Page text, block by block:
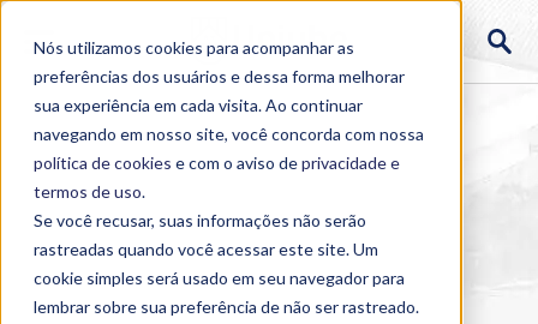
Nós utilizamos cookies para acompanhar as
preferências dos usuários e dessa forma melhorar
sua experiência em cada visita. Ao continuar
navegando em nosso site, você concorda com nossa
política de cookies e com o aviso deprivacidade e
termos de uso.
Se você recusar, suas informações não serão
rastreadas quando você acessar este site. Um
cookie simples será usado em seu navegador para
lembrar sobre sua preferência de não ser rastreado.